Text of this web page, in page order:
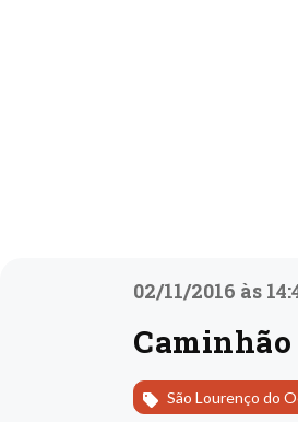
02/11/2016 às
São Lourenço do